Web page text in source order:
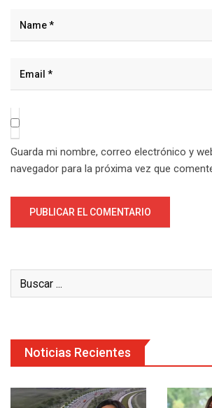
Guarda mi nombre, correo electrónico y
navegador para la próxima vez que
Noticias Recientes